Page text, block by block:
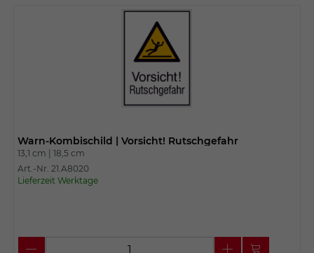
Warn-Kombischild | Vorsicht! Rutschgefahr
13,1 cm | 18,5 cm
Art.-Nr. 21.A8020
Lieferzeit Werktage